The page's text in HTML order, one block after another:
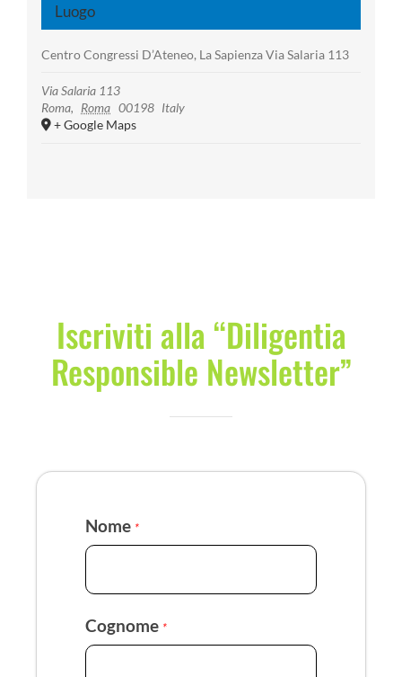
Luogo
Centro Congressi D’Ateneo, La Sapienza Via Salaria 113
Via Salaria 113
Roma, Roma 00198 Italy
+ Google Maps
Iscriviti alla “Diligentia
Responsible Newsletter”
Nome *
Cognome *